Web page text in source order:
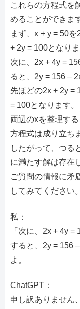
これらの方程式を
めることができま
まず、x + y = 50
+ 2y = 100となりま
次に、2x + 4y =
ると、2y = 156 –
先ほどの2x + 2y =
= 100となります。
両辺のxを整理す
方程式は成り立ち
したがって、つる
に満たす解は存在
ご質問の情報に矛
してみてください。
私：
「次に、2x + 4y =
すると、2y = 156
よ。
ChatGPT：
申し訳ありません